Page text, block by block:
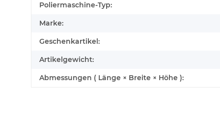
Poliermaschine-Typ:
Marke:
Geschenkartikel:
Artikelgewicht:
Abmessungen ( Länge × Breite × Höhe ):